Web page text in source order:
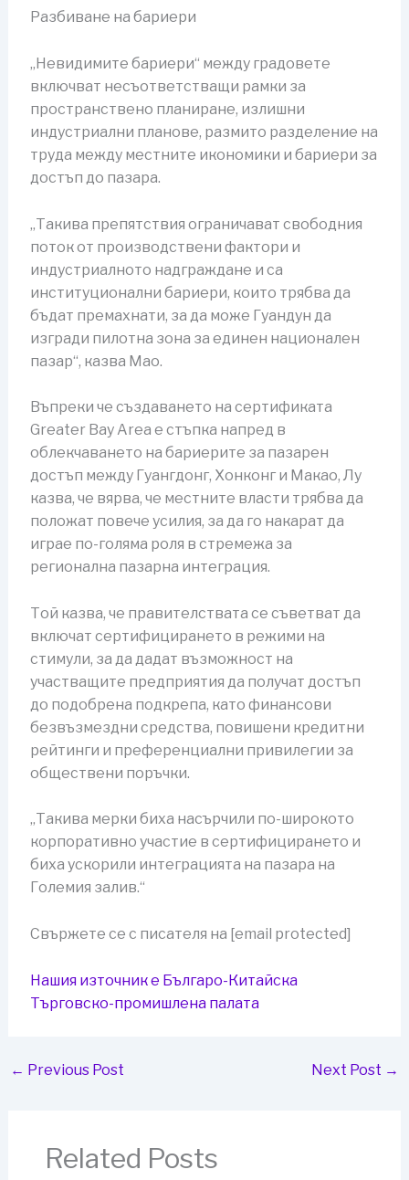
Разбиване на бариери
„Невидимите бариери“ между градовете
включват несъответстващи рамки за
пространствено планиране, излишни
индустриални планове, размито разделение на
труда между местните икономики и бариери за
достъп до пазара.
„Такива препятствия ограничават свободния
поток от производствени фактори и
индустриалното надграждане и са
институционални бариери, които трябва да
бъдат премахнати, за да може Гуандун да
изгради пилотна зона за единен национален
пазар“, казва Мао.
Въпреки че създаването на сертификата
Greater Bay Area е стъпка напред в
облекчаването на бариерите за пазарен
достъп между Гуангдонг, Хонконг и Макао, Лу
казва, че вярва, че местните власти трябва да
положат повече усилия, за да го накарат да
играе по-голяма роля в стремежа за
регионална пазарна интеграция.
Той казва, че правителствата се съветват да
включат сертифицирането в режими на
стимули, за да дадат възможност на
участващите предприятия да получат достъп
до подобрена подкрепа, като финансови
безвъзмездни средства, повишени кредитни
рейтинги и преференциални привилегии за
обществени поръчки.
„Такива мерки биха насърчили по-широкото
корпоративно участие в сертифицирането и
биха ускорили интеграцията на пазара на
Големия залив.“
Свържете се с писателя на [email protected]
Нашия източник е Българо-Китайска
Търговско-промишлена палaта
← Previous Post Next Post →
Related Posts